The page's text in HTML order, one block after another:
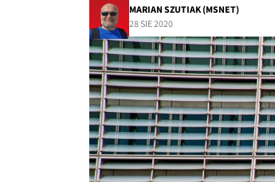
MARIAN SZUTIAK (MSNET)
28 SIE 2020